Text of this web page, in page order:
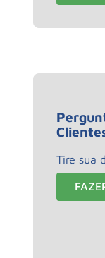
Tire sua